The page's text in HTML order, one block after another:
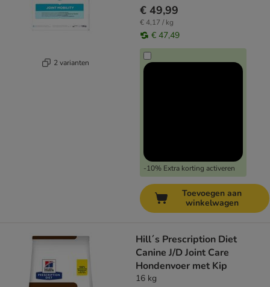
2 varianten
€ 49,99
€ 4,17 / kg
€ 47,49
-10% Extra korting activeren
Toevoegen aan
winkelwagen
Hill´s Prescription Diet
Canine J/D Joint Care
Hondenvoer met Kip
16 kg